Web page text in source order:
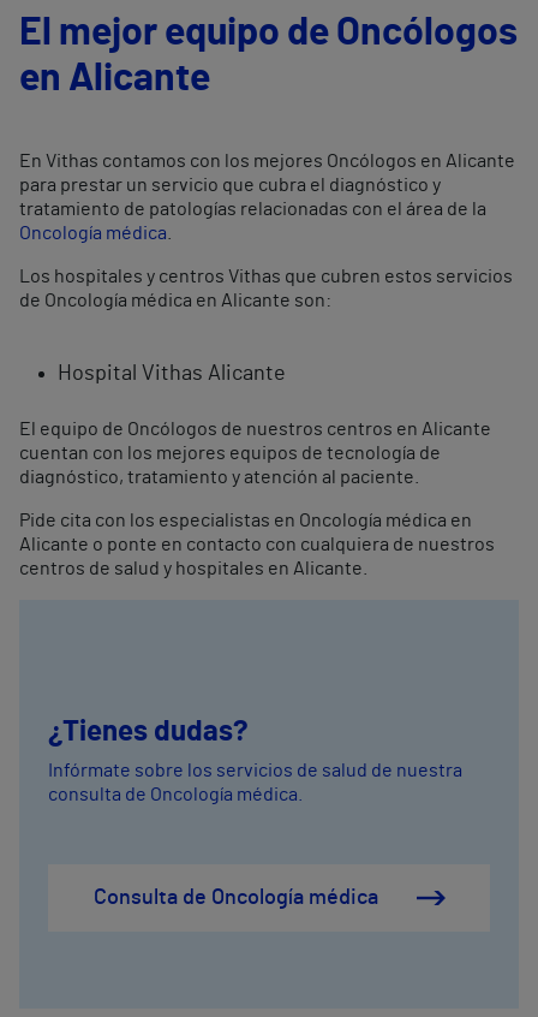
El mejor equipo de Oncólogos
en Alicante
En Vithas contamos con los mejores Oncólogos en Alicante
para prestar un servicio que cubra el diagnóstico y
tratamiento de patologías relacionadas con el área de la
Oncología médica
Los hospitales y centros Vithas que cubren estos servicios
de Oncología médica en Alicante son:
Hospital Vithas Alicante
El equipo de Oncólogos de nuestros centros en Alicante
cuentan con los mejores equipos de tecnología de
diagnóstico, tratamiento y atención al paciente.
Pide cita con los especialistas en Oncología médica en
Alicante o ponte en contacto con cualquiera de nuestros
centros de salud y hospitales en Alicante.
¿Tienes dudas?
Infórmate sobre los servicios de salud de nuestra
consulta de Oncología médica.
Consulta de Oncología médica